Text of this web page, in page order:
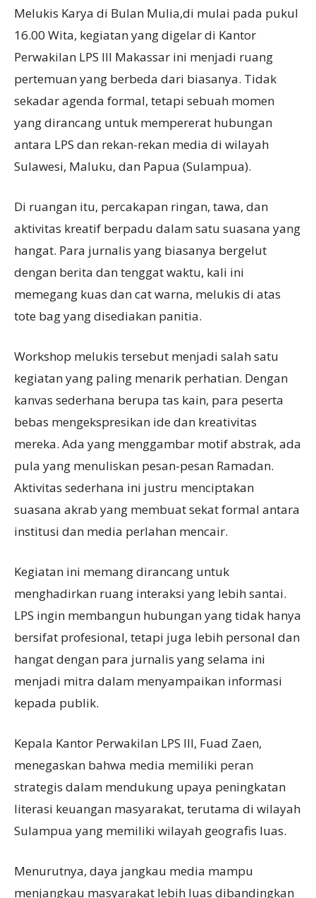
Melukis Karya di Bulan Mulia,di mulai pada pukul
16.00 Wita, kegiatan yang digelar di Kantor
Perwakilan LPS III Makassar ini menjadi ruang
pertemuan yang berbeda dari biasanya. Tidak
sekadar agenda formal, tetapi sebuah momen
yang dirancang untuk mempererat hubungan
antara LPS dan rekan-rekan media di wilayah
Sulawesi, Maluku, dan Papua (Sulampua).
Di ruangan itu, percakapan ringan, tawa, dan
aktivitas kreatif berpadu dalam satu suasana yang
hangat. Para jurnalis yang biasanya bergelut
dengan berita dan tenggat waktu, kali ini
memegang kuas dan cat warna, melukis di atas
tote bag yang disediakan panitia.
Workshop melukis tersebut menjadi salah satu
kegiatan yang paling menarik perhatian. Dengan
kanvas sederhana berupa tas kain, para peserta
bebas mengekspresikan ide dan kreativitas
mereka. Ada yang menggambar motif abstrak, ada
pula yang menuliskan pesan-pesan Ramadan.
Aktivitas sederhana ini justru menciptakan
suasana akrab yang membuat sekat formal antara
institusi dan media perlahan mencair.
Kegiatan ini memang dirancang untuk
menghadirkan ruang interaksi yang lebih santai.
LPS ingin membangun hubungan yang tidak hanya
bersifat profesional, tetapi juga lebih personal dan
hangat dengan para jurnalis yang selama ini
menjadi mitra dalam menyampaikan informasi
kepada publik.
Kepala Kantor Perwakilan LPS III, Fuad Zaen,
menegaskan bahwa media memiliki peran
strategis dalam mendukung upaya peningkatan
literasi keuangan masyarakat, terutama di wilayah
Sulampua yang memiliki wilayah geografis luas.
Menurutnya, daya jangkau media mampu
menjangkau masyarakat lebih luas dibandingkan